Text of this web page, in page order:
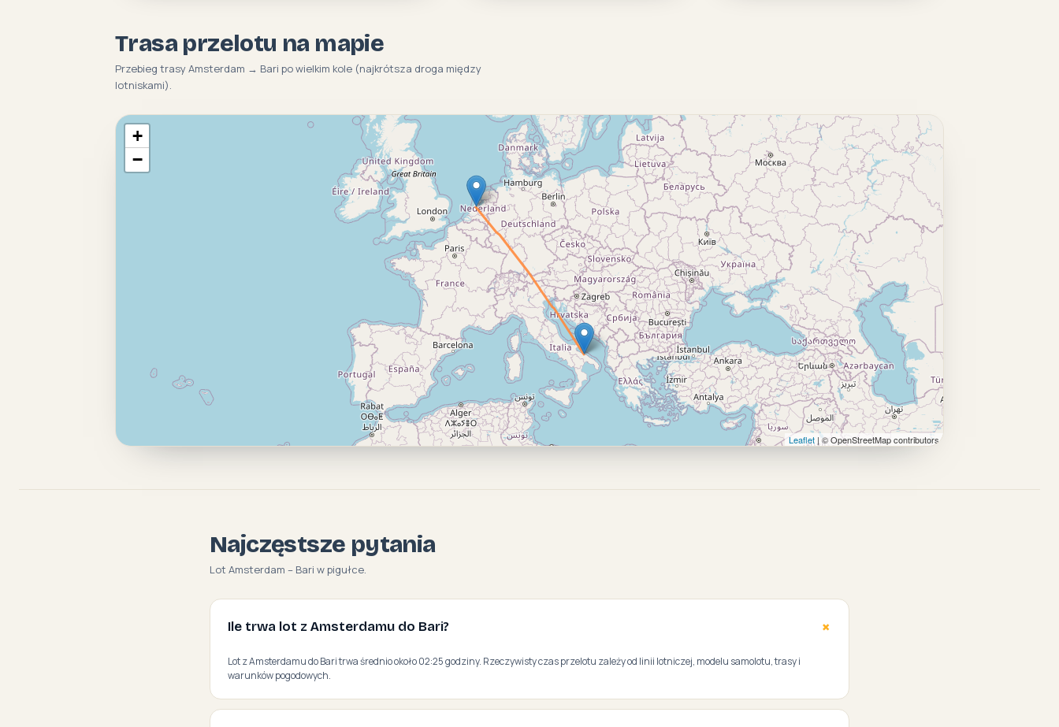
Trasa przelotu na mapie
Przebieg trasy Amsterdam → Bari po wielkim kole (najkrótsza droga między
lotniskami).
+
−
Leaflet | © OpenStreetMap contributors
Najczęstsze pytania
Lot Amsterdam – Bari w pigułce.
Ile trwa lot z Amsterdamu do Bari?
Lot z Amsterdamu do Bari trwa średnio około 02:25 godziny. Rzeczywisty czas przelotu zależy od linii lotniczej, modelu samolotu, trasy i
warunków pogodowych.